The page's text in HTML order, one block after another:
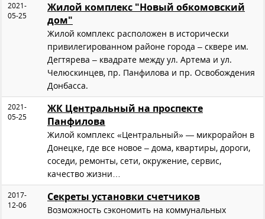
2021-
05-25
Жилой комплекс "Новый обкомовский
дом"
Жилой комплекс расположен в исторически
привилегированном районе города – сквере им.
Дегтярева – квадрате между ул. Артема и ул.
Челюскинцев, пр. Панфилова и пр. Освобождения
Донбасса.
2021-
05-25
ЖК Центральный на проспекте
Панфилова
Жилой комплекс «Центральный» — микрорайон в
Донецке, где все новое – дома, квартиры, дороги,
соседи, ремонты, сети, окружение, сервис,
качество жизни…
2017-
12-06
Секреты установки счетчиков
Возможность сэкономить на коммунальных